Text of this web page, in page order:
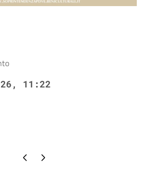
11:22
Pagina precedente
Pagina successiva